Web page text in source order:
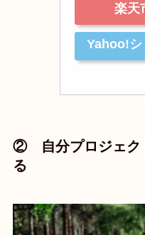
楽天
Yahoo!シ
② 自分プロジェク
る